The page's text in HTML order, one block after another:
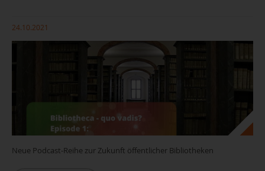
24.10.2021
Neue Podcast-Reihe zur Zukunft öffentlicher Bibliotheken